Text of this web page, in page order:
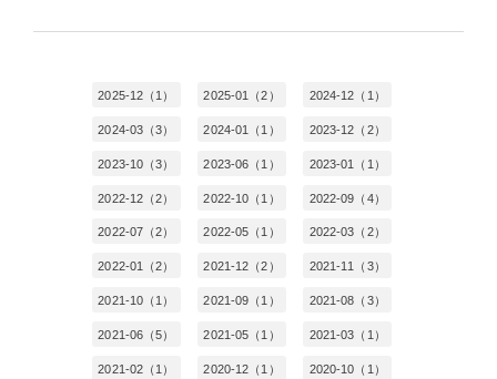
2025-12（1） 2025-01（2） 2024-12（1）
2024-03（3） 2024-01（1） 2023-12（2）
2023-10（3） 2023-06（1） 2023-01（1）
2022-12（2） 2022-10（1） 2022-09（4）
2022-07（2） 2022-05（1） 2022-03（2）
2022-01（2） 2021-12（2） 2021-11（3）
2021-10（1） 2021-09（1） 2021-08（3）
2021-06（5） 2021-05（1） 2021-03（1）
2021-02（1） 2020-12（1） 2020-10（1）